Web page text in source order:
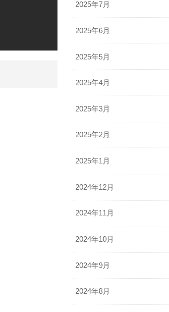
2025年7月
2025年6月
2025年5月
2025年4月
2025年3月
2025年2月
2025年1月
2024年12月
2024年11月
2024年10月
2024年9月
2024年8月